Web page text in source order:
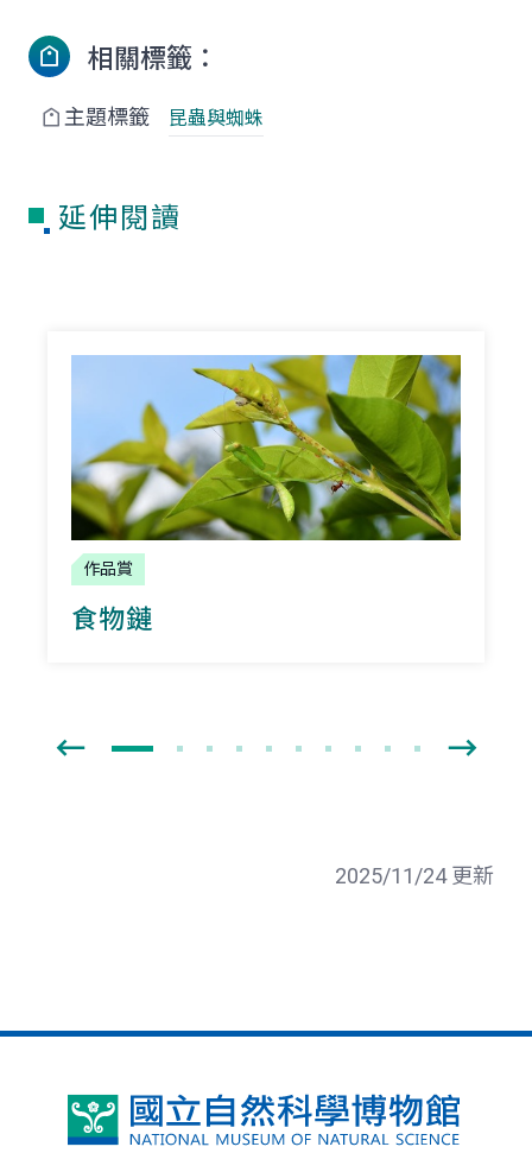
相關標籤：
主題標籤 昆蟲與蜘蛛
延伸閱讀
作品賞
食物鏈
2025/11/24 更新
國